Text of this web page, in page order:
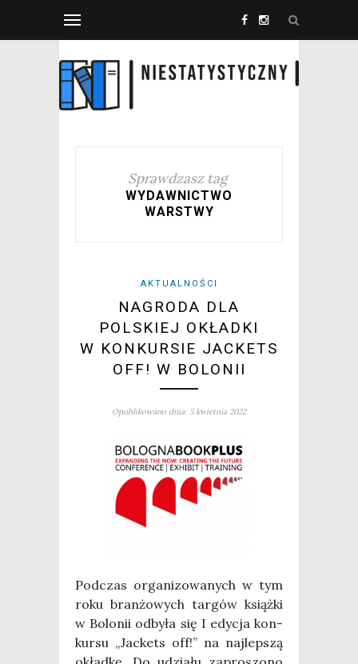
Sprawdzasz tag
WYDAWNICTWO
WARSTWY
AKTUALNOŚCI
NAGRODA DLA
POLSKIEJ OKŁADKI
W KONKURSIE JACKETS
OFF! W BOLONII
Opublikowano dnia: 5 kwietnia 2022
Pod­czas orga­ni­zo­wa­nych w tym
roku bran­żo­wych tar­gów książ­ki
w Bolo­nii odby­ła się I edy­cja kon­
kur­su „Jac­kets off!” na naj­lep­szą